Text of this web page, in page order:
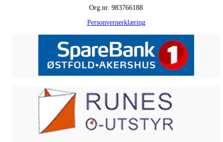
Org.nr. 983766188
Personvernerklæring